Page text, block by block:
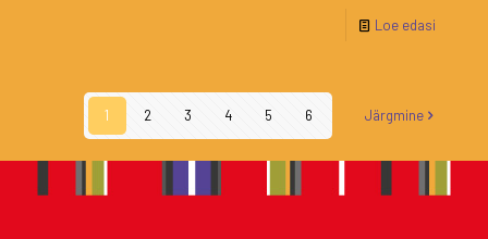
Loe edasi
1 2 3 4 5 6 Järgmine